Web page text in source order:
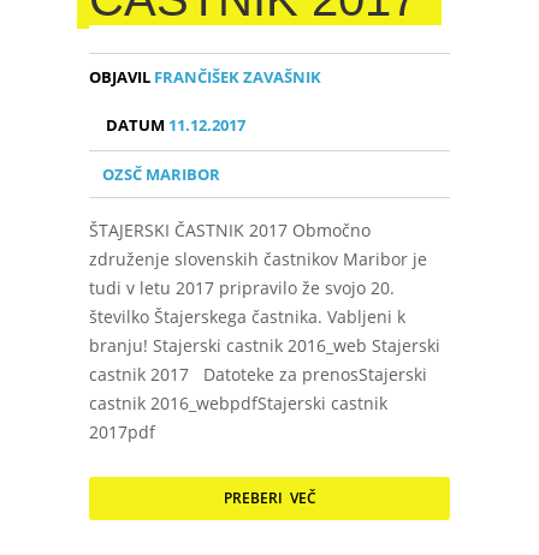
OBJAVIL FRANČIŠEK ZAVAŠNIK
DATUM 11.12.2017
OZSČ MARIBOR
ŠTAJERSKI ČASTNIK 2017 Območno
združenje slovenskih častnikov Maribor je
tudi v letu 2017 pripravilo že svojo 20.
številko Štajerskega častnika. Vabljeni k
branju! Stajerski castnik 2016_web Stajerski
castnik 2017 Datoteke za prenosStajerski
castnik 2016_webpdfStajerski castnik
2017pdf
PREBERI VEČ